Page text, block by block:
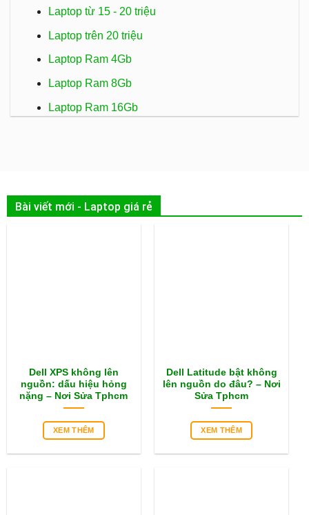
Laptop từ 15 - 20 triệu
Laptop trên 20 triệu
Laptop Ram 4Gb
Laptop Ram 8Gb
Laptop Ram 16Gb
Bài viết mới - Laptop giá rẻ
Dell XPS không lên
nguồn: dấu hiệu hỏng
nặng – Nơi Sửa Tphcm
XEM THÊM
Dell Latitude bật không
lên nguồn do đâu? – Nơi
Sửa Tphcm
XEM THÊM